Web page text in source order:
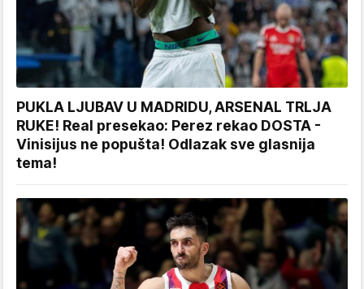
PUKLA LJUBAV U MADRIDU, ARSENAL TRLJA
RUKE! Real presekao: Perez rekao DOSTA -
Vinisijus ne popušta! Odlazak sve glasnija
tema!